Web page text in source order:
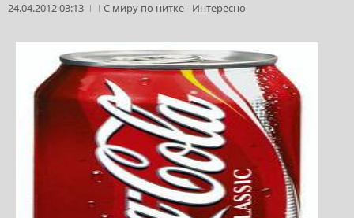
24.04.2012 03:13 С миру по нитке- Интересно